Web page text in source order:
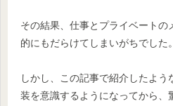
その結果、仕事とプライベートの
的にもだらけてしまいがちでした。
しかし、この記事で紹介したよ
装を意識するようになってから、